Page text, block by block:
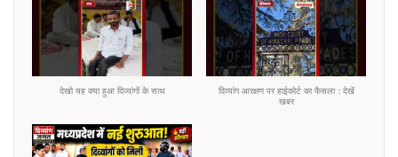
देखो यह क्या हुआ दिव्यांगों के साथ
दिव्यांग आरक्षण पर हाईकोर्ट का फैसला : देखें
खबर